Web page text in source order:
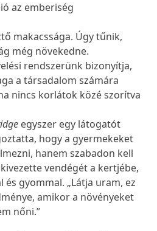
az emberiség
makacssága. Úgy tűnik,
még növekedne.
rendszerünk bizonyítja,
a társadalom számára
nincs korlátok közé szorítva
egyszer egy látogatót
hogy a gyermekeket
hanem szabadon kell
vendégét a kertjébe,
és gyommal. „Látja uram, ez
amikor a növényeket
nőni.”